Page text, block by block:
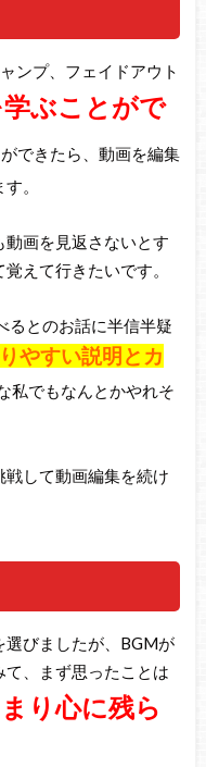
ンプ、フェイドアウト
ぶことがで
できたら、動画を編集
。
画を見返さないとす
えて行きたいです。
るとのお話に半信半疑
やすい説明とカ
私でもなんとかやれそ
して動画編集を続け
びましたが、BGMが
、まず思ったことは
り心に残ら